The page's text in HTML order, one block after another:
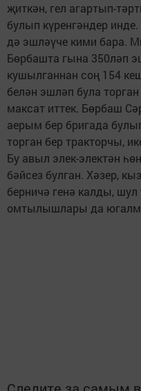
җиткән, гел агартып-
булып күренгәндер
дә эшләүче кими бара.
Бөрбашта гына 350ләп
кушылганнан соң 154
белән эшләп була
максат иттек. Бөрбаш
аерым бер бригада
торган бер тракторчы,
Бу авыл элек-электән
бәйсез булган. Хәзер,
берничә генә калды,
омтылышлары да